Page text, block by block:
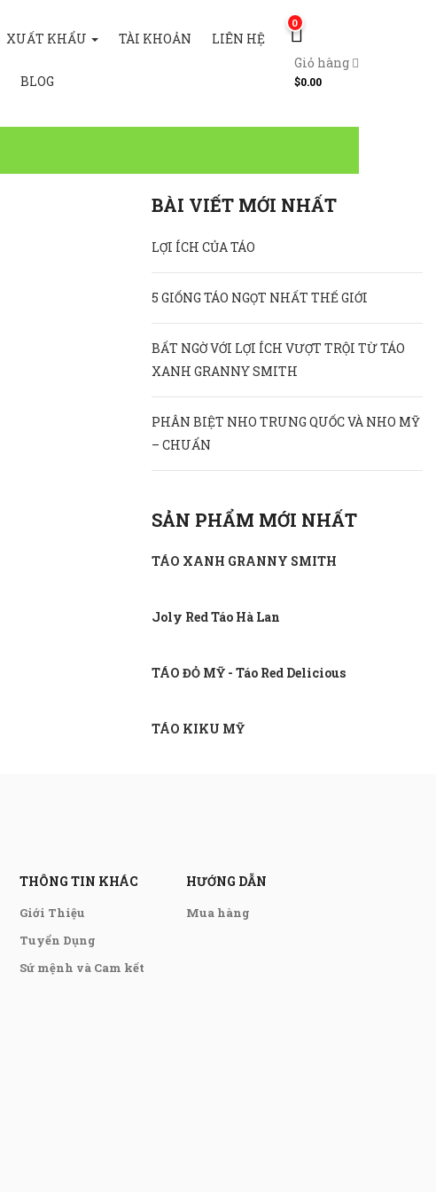
XUẤT KHẨU TÀI KHOẢN LIÊN HỆ
BLOG
0
Giỏ hàng
$0.00
BÀI VIẾT MỚI NHẤT
LỢI ÍCH CỦA TÁO
5 GIỐNG TÁO NGỌT NHẤT THẾ GIỚI
BẤT NGỜ VỚI LỢI ÍCH VƯỢT TRỘI TỪ TÁO
XANH GRANNY SMITH
PHÂN BIỆT NHO TRUNG QUỐC VÀ NHO MỸ
– CHUẨN
SẢN PHẨM MỚI NHẤT
TÁO XANH GRANNY SMITH
Joly Red Táo Hà Lan
TÁO ĐỎ MỸ - Táo Red Delicious
TÁO KIKU MỸ
THÔNG TIN KHÁC
Giới Thiệu
Tuyển Dụng
Sứ mệnh và Cam kết
HƯỚNG DẪN
Mua hàng